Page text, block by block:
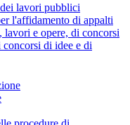
lavori pubblici
l'affidamento di appalti
e opere, di concorsi
di idee e di